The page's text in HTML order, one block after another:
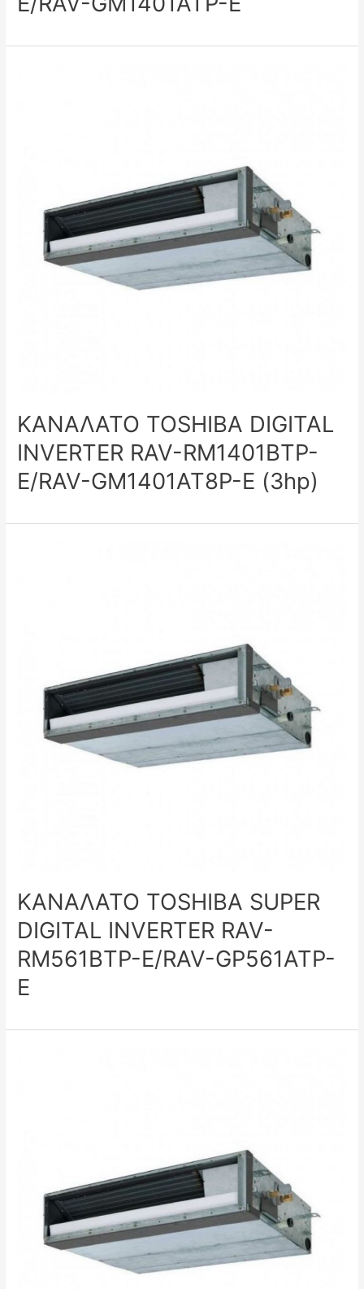
ΚΑΝΑΛΑΤΟ TOSHIBA DIGITAL
INVERTER RAV-RM1401BTP-
E/RAV-GM1401AT8P-E (3hp)
ΚΑΝΑΛΑΤΟ TOSHIBA SUPER
DIGITAL INVERTER RAV-
RM561BTP-E/RAV-GP561ATP-
E